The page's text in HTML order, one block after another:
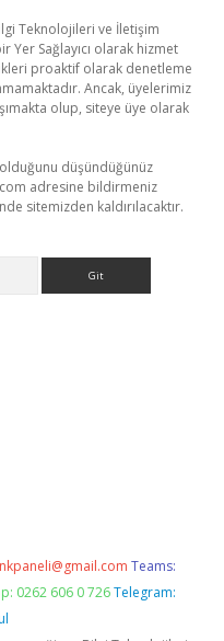
Teknolojileri ve İletişim
Yer Sağlayıcı olarak hizmet
proaktif olarak denetleme
Ancak, üyelerimiz
olup, siteye üye olarak
düşündüğünüz
adresine bildirmeniz
sitemizden kaldırılacaktır.
Teams:
0262 606 0 726 Telegram: